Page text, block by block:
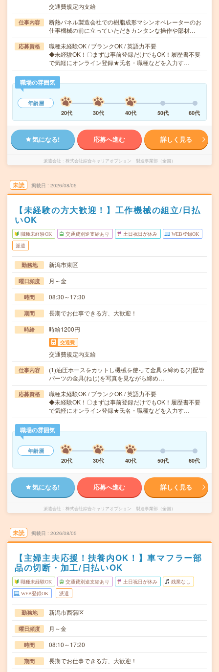
交通費規定内支給
仕事内容
断熱パネル製造会社での樹脂成形マシンオペレーターのお
仕事機械の前に立っていただきカンタンな操作や部材…
応募資格
職種未経験OK / ブランクOK / 英語力不要
◆未経験OK！〇まずは事前登録だけでもOK！履歴書不要
で気軽にオンライン登録★氏名・職種などを入力す…
職場の雰囲気
年齢層
20代
30代 40代 50代 60代
気になる! 応募へ進む 詳しく見る
派遣会社 株式会社綜合キャリアオプション 製造事業部（全国）
未読 掲載日 2026/08/05
【未経験の方大歓迎！】工作機械の組立/日払
いOK
職種未経験OK 交通費別途支給あり 土日祝日が休み WEB登録OK
派遣
勤務地 新潟市東区
曜日頻度 月～金
時間 08:30～17:30
期間 長期でお仕事できる方、大歓迎！
時給 時給1200円
交通費
交通費規定内支給
仕事内容
(1)油圧ホースをカットし機械を使って金具を締める(2)配管
パーツの金具(ねじ)を写真を見ながら締め…
応募資格
職種未経験OK / ブランクOK / 英語力不要
◆未経験OK！〇まずは事前登録だけでもOK！履歴書不要
で気軽にオンライン登録★氏名・職種などを入力す…
職場の雰囲気
年齢層
20代
30代 40代 50代 60代
気になる! 応募へ進む 詳しく見る
派遣会社 株式会社綜合キャリアオプション 製造事業部（全国）
未読 掲載日 2026/08/05
【主婦主夫応援！扶養内OK！】車マフラー部
品の切断・加工/日払いOK
職種未経験OK 交通費別途支給あり 土日祝日が休み 残業なし
WEB登録OK 派遣
勤務地 新潟市西蒲区
曜日頻度 月～金
時間 08:10～17:20
期間 長期でお仕事できる方、大歓迎！